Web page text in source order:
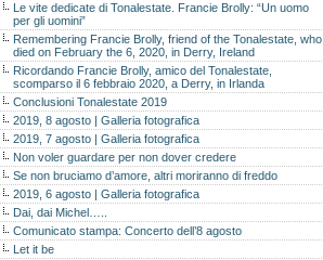
Le vite dedicate di Tonalestate. Francie Brolly: “Un uomo
per gli uomini”
Remembering Francie Brolly, friend of the Tonalestate, who
died on February the 6, 2020, in Derry, Ireland
Ricordando Francie Brolly, amico del Tonalestate,
scomparso il 6 febbraio 2020, a Derry, in Irlanda
Conclusioni Tonalestate 2019
2019, 8 agosto | Galleria fotografica
2019, 7 agosto | Galleria fotografica
Non voler guardare per non dover credere
Se non bruciamo d’amore, altri moriranno di freddo
2019, 6 agosto | Galleria fotografica
Dai, dai Michel…..
Comunicato stampa: Concerto dell’8 agosto
Let it be